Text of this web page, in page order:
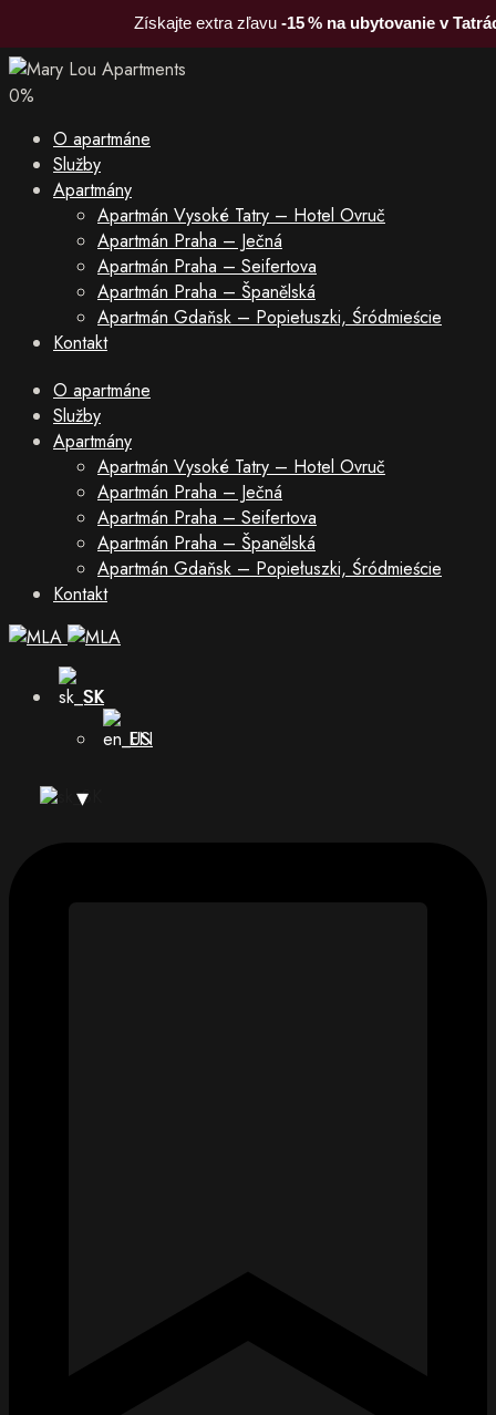
Získajte extra zľavu -15 % na ubytovanie v
0%
O apartmáne
Služby
Apartmány
Apartmán Vysoké Tatry – Hotel Ovruč
Apartmán Praha – Ječná
Apartmán Praha – Seifertova
Apartmán Praha – Španělská
Apartmán Gdaňsk – Popiełuszki, Śródmieście
Kontakt
O apartmáne
Služby
Apartmány
Apartmán Vysoké Tatry – Hotel Ovruč
Apartmán Praha – Ječná
Apartmán Praha – Seifertova
Apartmán Praha – Španělská
Apartmán Gdaňsk – Popiełuszki, Śródmieście
Kontakt
SK
EN